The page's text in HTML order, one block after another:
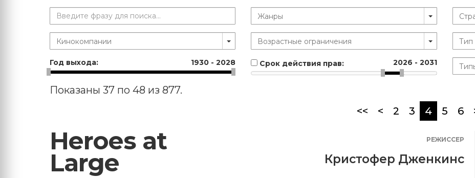
Год выхода: 1930 -2028 Срок действия прав: 2026 - 2031
Показаны 37 по 48 из 877.
<<
< 2 3 4 5 6
Heroes at
Large
РЕЖИССЕР
Кристофер Дженкинс